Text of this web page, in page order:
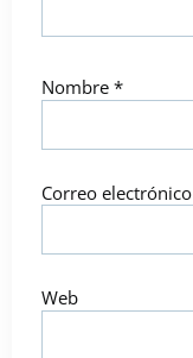
Nombre *
Correo electrónico
Web